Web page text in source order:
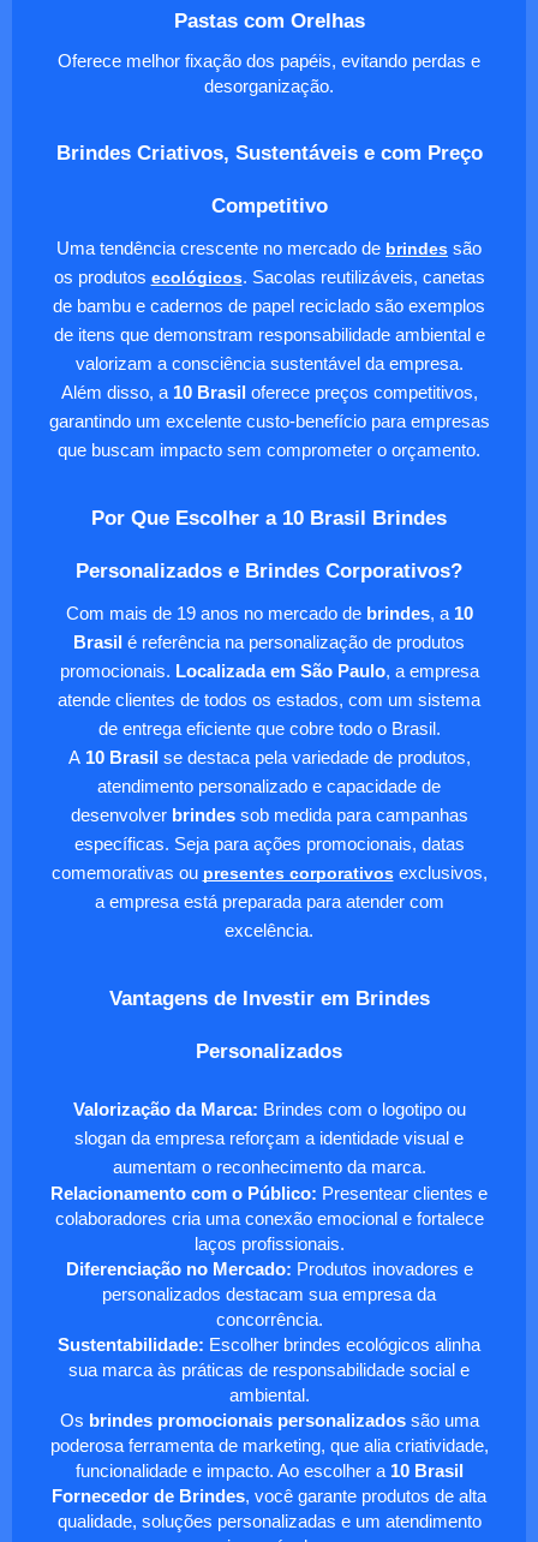
Pastas com Orelhas
Oferece melhor fixação dos papéis, evitando perdas e
desorganização.
Brindes Criativos, Sustentáveis e com Preço
Competitivo
Uma tendência crescente no mercado de brindes são
os produtos ecológicos. Sacolas reutilizáveis, canetas
de bambu e cadernos de papel reciclado são exemplos
de itens que demonstram responsabilidade ambiental e
valorizam a consciência sustentável da empresa.
Além disso, a 10 Brasil oferece preços competitivos,
garantindo um excelente custo-benefício para empresas
que buscam impacto sem comprometer o orçamento.
Por Que Escolher a 10 Brasil Brindes
Personalizados e Brindes Corporativos?
Com mais de 19 anos no mercado de brindes, a 10
Brasil é referência na personalização de produtos
promocionais. Localizada em São Paulo, a empresa
atende clientes de todos os estados, com um sistema
de entrega eficiente que cobre todo o Brasil.
A10 Brasil se destaca pela variedade de produtos,
atendimento personalizado e capacidade de
desenvolver brindessob medida para campanhas
específicas. Seja para ações promocionais, datas
comemorativas ou presentes corporativosexclusivos,
a empresa está preparada para atender com
excelência.
Vantagens de Investir em Brindes
Personalizados
Valorização da Marca: Brindes com o logotipo ou
slogan da empresa reforçam a identidade visual e
aumentam o reconhecimento da marca.
Relacionamento com o Público: Presentear clientes e
colaboradores cria uma conexão emocional e fortalece
laços profissionais.
Diferenciação no Mercado: Produtos inovadores e
personalizados destacam sua empresa da
concorrência.
Sustentabilidade: Escolher brindes ecológicos alinha
sua marca às práticas de responsabilidade social e
ambiental.
Os brindes promocionais personalizadossão uma
poderosa ferramenta de marketing, que alia criatividade,
funcionalidade e impacto. Ao escolher a 10 Brasil
Fornecedor de Brindes, você garante produtos de alta
qualidade, soluções personalizadas e um atendimento